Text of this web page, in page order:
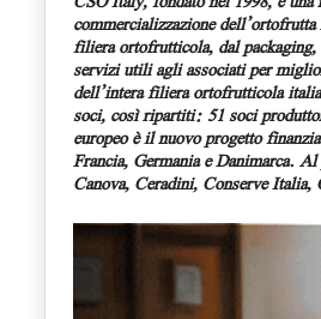
commercializzazione
filiera ortofrutticola, dal
servizi utili agli associati per
dell’intera filiera ortofrutticola
soci, così ripartiti: 51 soci
europeoè il nuovo progetto
Francia, Germania e Danimarca.Al
Canova, Ceradini, Conserve